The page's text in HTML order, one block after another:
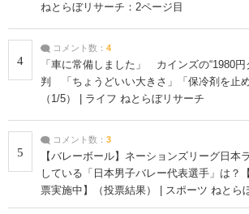
ねとらぼリサーチ：2ページ目
4
コメント数： 4
「車に常備しました」 カインズの“1980円
判 「ちょうどいい大きさ」「保冷剤を止
（1/5） | ライフ ねとらぼリサーチ
5
コメント数： 3
【バレーボール】ネーションズリーグ日本
している「日本男子バレー代表選手」は？
票実施中】（投票結果） | スポーツ ねとら